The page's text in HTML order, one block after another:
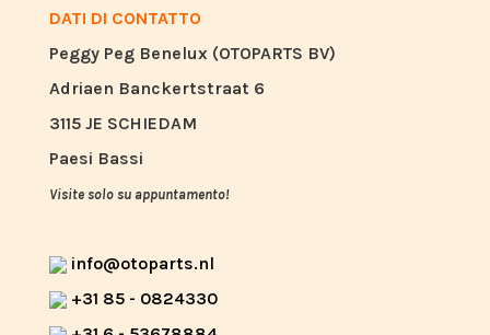
DATI DI CONTATTO
Peggy Peg Benelux (OTOPARTS BV)
Adriaen Banckertstraat 6
3115 JE SCHIEDAM
Paesi Bassi
Visite solo su appuntamento!
info@otoparts.nl
+31 85 - 0824330